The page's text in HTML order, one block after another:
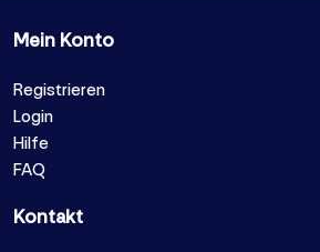
Mein Konto
Registrieren
Login
Hilfe
FAQ
Kontakt